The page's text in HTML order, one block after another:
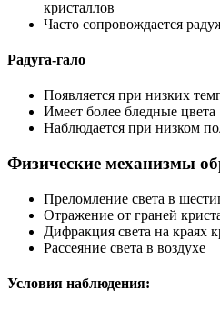
кристаллов
Часто сопровождается
Радуга-гало
Появляется при низких
Имеет более бледные цвета
Наблюдается при низком
Физические механизмы
Преломление света в
Отражение от граней
Дифракция света на краях
Рассеяние света в воздухе
Условия наблюдения: